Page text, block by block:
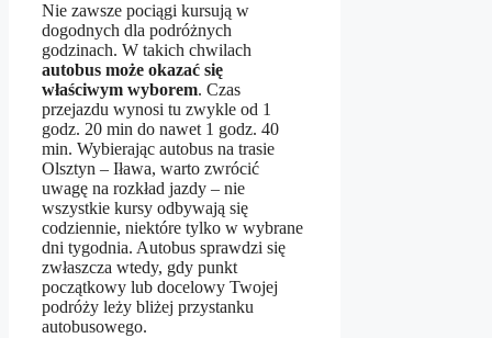
Nie zawsze pociągi kursują w
dogodnych dla podróżnych
godzinach. W takich chwilach
autobus może okazać się
właściwym wyborem. Czas
przejazdu wynosi tu zwykle od 1
godz. 20 min do nawet 1 godz. 40
min. Wybierając autobus na trasie
Olsztyn – Iława, warto zwrócić
uwagę na rozkład jazdy – nie
wszystkie kursy odbywają się
codziennie, niektóre tylko w wybrane
dni tygodnia. Autobus sprawdzi się
zwłaszcza wtedy, gdy punkt
początkowy lub docelowy Twojej
podróży leży bliżej przystanku
autobusowego.